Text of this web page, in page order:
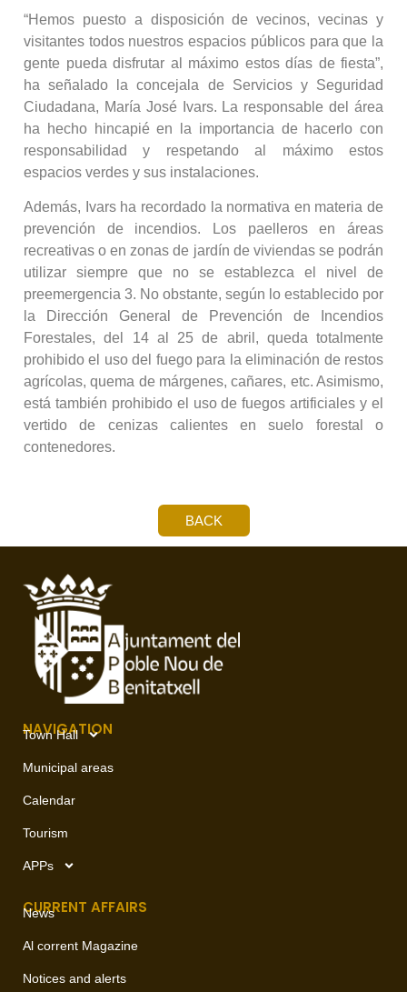
“Hemos puesto a disposición de vecinos, vecinas y
visitantes todos nuestros espacios públicos para que la
gente pueda disfrutar al máximo estos días de fiesta”,
ha señalado la concejala de Servicios y Seguridad
Ciudadana, María José Ivars. La responsable del área
ha hecho hincapié en la importancia de hacerlo con
responsabilidad y respetando al máximo estos
espacios verdes y sus instalaciones.
Además, Ivars ha recordado la normativa en materia de
prevención de incendios. Los paelleros en áreas
recreativas o en zonas de jardín de viviendas se podrán
utilizar siempre que no se establezca el nivel de
preemergencia 3. No obstante, según lo establecido por
la Dirección General de Prevención de Incendios
Forestales, del 14 al 25 de abril, queda totalmente
prohibido el uso del fuego para la eliminación de restos
agrícolas, quema de márgenes, cañares, etc. Asimismo,
está también prohibido el uso de fuegos artificiales y el
vertido de cenizas calientes en suelo forestal o
contenedores.
BACK
NAVIGATION
Town Hall
Municipal areas
Calendar
Tourism
APPs
CURRENT AFFAIRS
News
Al corrent Magazine
Notices and alerts